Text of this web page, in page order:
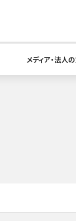
メディア・法人